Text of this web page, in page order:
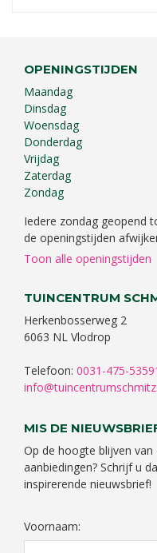
OPENINGSTIJDEN
Maandag
Dinsdag
Woensdag
Donderdag
Vrijdag
Zaterdag
Zondag
Iedere zondag geopend
de openingstijden
Toon alle openingstijden
TUINCENTRUM
Herkenbosserweg 2
6063 NL Vlodrop
Telefoon: 0031-475-
MIS DE
Op de hoogte blijven
aanbiedingen? Schrijf u
inspirerende nieuwsbrief!
Voornaam: